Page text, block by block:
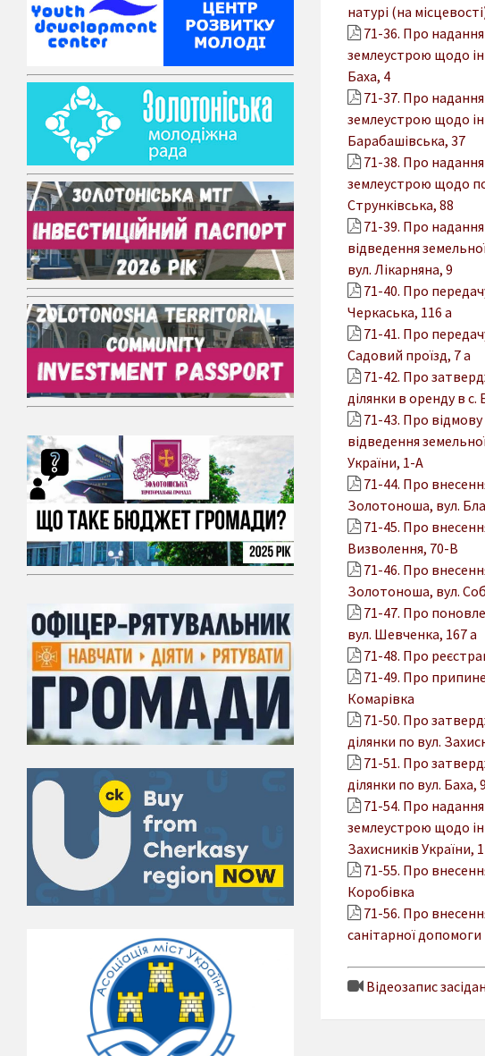
натурі (на
71-36. Про надання
землеустрою щодо
Баха, 4
71-37. Про надання
землеустрою щодо
Барабашівська, 37
71-38. Про надання
землеустрою щодо
Струнківська, 88
71-39. Про
відведення
вул. Лікарняна, 9
71-40. Про
Черкаська, 116 а
71-41. Про
Садовий проїзд, 7 а
71-42. Про
ділянки в оренду в
71-43. Про
відведення
України, 1-А
71-44. Про
Золотоноша, вул.
71-45. Про
Визволення, 70-В
71-46. Про
Золотоноша, вул.
71-47. Про
вул. Шевченка, 167 а
71-48. Про
71-49. Про
Комарівка
71-50. Про
ділянки по вул.
71-51. Про
ділянки по вул.
71-54. Про надання
землеустрою щодо
Захисників України,
71-55. Про
Коробівка
71-56. Про
санітарної
Відеозапис